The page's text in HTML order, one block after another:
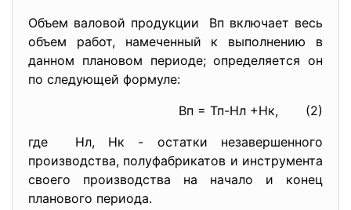
Объем валовой продукции Вп включает весь
объем работ, намеченный к выполнению в
данном плановом периоде; определяется он
по следующей формуле:
Вп = Тп-Нл +Нк, (2)
где Нл, Нк - остатки незавершенного
производства, полуфабрикатов и инструмента
своего производства на начало и конец
планового периода.